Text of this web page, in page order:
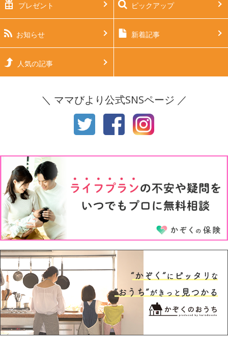
生後2ヶ月 生後3ヶ月
生後4ヶ月 生後5ヶ月
生後6ヶ月
生後11ヶ月
3才
5才 6才
プレゼント ピックアップ
お知らせ 新着記事
人気の記事
＼ ママびより公式SNSページ ／